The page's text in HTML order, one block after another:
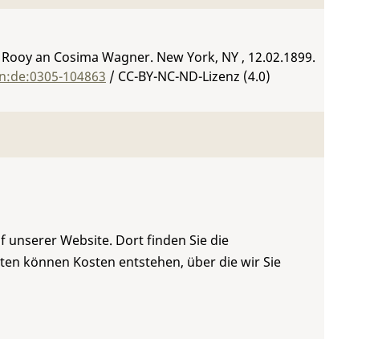
an Cosima Wagner. New York, NY , 12.02.1899.
104863 / CC-BY-NC-ND-Lizenz (4.0)
unserer Website. Dort finden Sie die
können Kosten entstehen, über die wir Sie